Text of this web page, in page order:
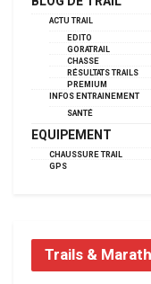
ACTU TRAIL
EDITO
GORATRAIL
CHASSE
RÉSULTATS TRAILS
PREMIUM
INFOS ENTRAINEMENT
SANTÉ
EQUIPEMENT
CHAUSSURE TRAIL
GPS
Trails &